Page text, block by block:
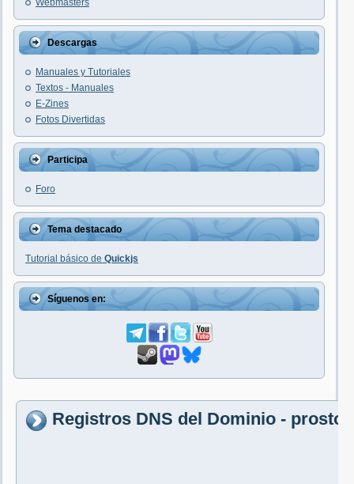
Webmasters
Descargas
Manuales y Tutoriales
Textos - Manuales
E-Zines
Fotos Divertidas
Participa
Foro
Tema destacado
Tutorial básico de Quickjs
Síguenos en:
Registros DNS del Dominio -